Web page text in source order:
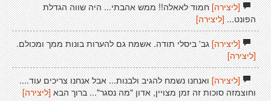
[ליצירה]חמוד לאאלה!! ממש אהבתי... היה שווה הגדלת
הפונט... [ליצירה]
[ליצירה]גב' ביסלי תודה. אשמח גם להערות בונות ממך ומכולם.
[ליצירה]
[ליצירה]ואנחנו נשמח להגיב ולבנות... אבל אנחנו צריכים עוד....
וחוצמזה סוכות זה זמן מצויין, אדון "מה נסגר"... ברוך הבא [ליצירה]